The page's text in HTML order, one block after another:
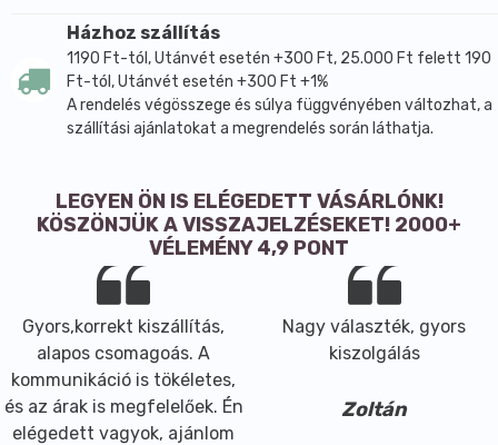
Házhoz szállítás
1190 Ft-tól, Utánvét esetén +300 Ft, 25.000 Ft felett 190
Ft-tól, Utánvét esetén +300 Ft +1%
A rendelés végösszege és súlya függvényében változhat, a
szállítási ajánlatokat a megrendelés során láthatja.
LEGYEN ÖN IS ELÉGEDETT VÁSÁRLÓNK!
KÖSZÖNJÜK A VISSZAJELZÉSEKET! 2000+
VÉLEMÉNY 4,9 PONT
Gyors,korrekt kiszállítás,
alapos csomagoás. A
kommunikáció is tökéletes,
és az árak is megfelelőek. Én
elégedett vagyok, ajánlom
Nagy választék, gyors
kiszolgálás
Zoltán